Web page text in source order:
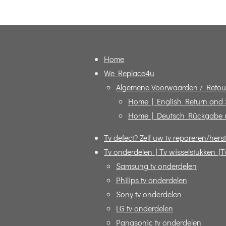
Home
We Replace4u
Algemene Voorwaarden /
Home | English Return and
Home | Deutsch Rückgabe
Tv defect? Zelf uw tv repareren/
Tv onderdelen | Tv wisselstukken
Samsung tv onderdelen
Philips tv onderdelen
Sony tv onderdelen
LG tv onderdelen
Panasonic tv onderdelen